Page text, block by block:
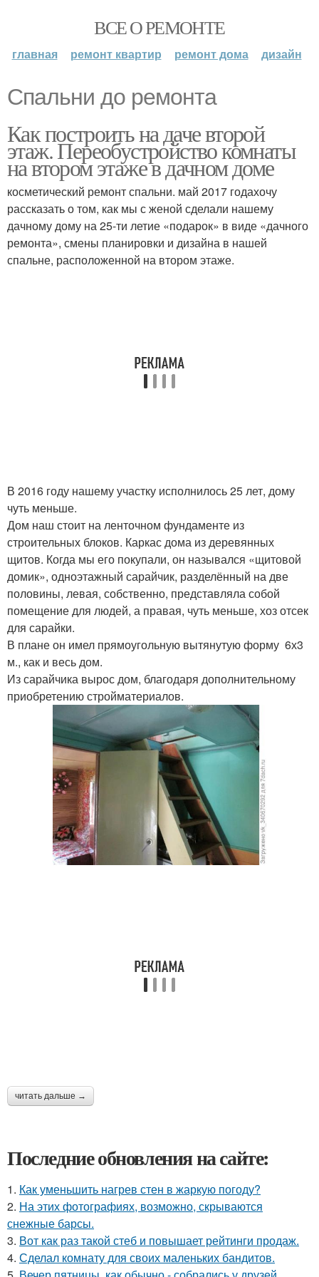
ВСЕ О РЕМОНТЕ
главная ремонт квартир ремонт дома дизайн
Спальни до ремонта
Как построить на даче второй
этаж. Переобустройство комнаты
на втором этаже в дачном доме
косметический ремонт спальни. май 2017 годахочу
рассказать о том, как мы с женой сделали нашему
дачному дому на 25-ти летие «подарок» в виде «дачного
ремонта», смены планировки и дизайна в нашей
спальне, расположенной на втором этаже.
В 2016 году нашему участку исполнилось 25 лет, дому
чуть меньше.
Дом наш стоит на ленточном фундаменте из
строительных блоков. Каркас дома из деревянных
щитов. Когда мы его покупали, он назывался «щитовой
домик», одноэтажный сарайчик, разделённый на две
половины, левая, собственно, представляла собой
помещение для людей, а правая, чуть меньше, хоз отсек
для сарайки.
В плане он имел прямоугольную вытянутую форму 6х3
м., как и весь дом.
Из сарайчика вырос дом, благодаря дополнительному
приобретению стройматериалов.
читать дальше →
Последние обновления на сайте:
1. Как уменьшить нагрев стен в жаркую погоду?
2. На этих фотографиях, возможно, скрываются
снежные барсы.
3. Вот как раз такой стеб и повышает рейтинги продаж.
4. Сделал комнату для своих маленьких бандитов.